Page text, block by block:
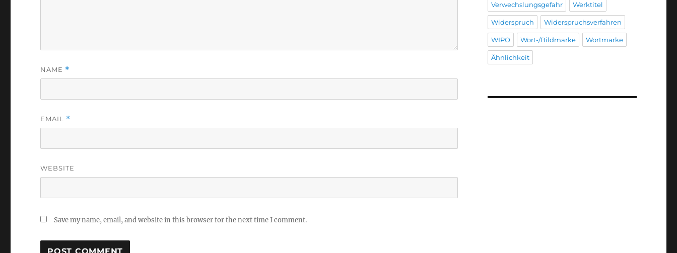
NAME *
EMAIL *
WEBSITE
Save my name, email, and website in this browser for the next time I comment.
Verwechslungsgefahr Werktitel
Widerspruch Widerspruchsverfahren
WIPO Wort-/Bildmarke Wortmarke
Ähnlichkeit